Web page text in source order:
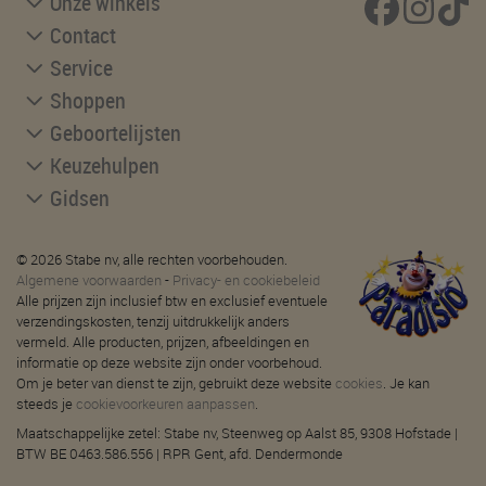
Contact
Service
Shoppen
Geboortelijsten
Keuzehulpen
Gidsen
© 2026 Stabe nv, alle rechten voorbehouden.
Algemene voorwaarden - Privacy- en cookiebeleid
Alle prijzen zijn inclusief btw en exclusief eventuele
verzendingskosten, tenzij uitdrukkelijk anders
vermeld. Alle producten, prijzen, afbeeldingen en
informatie op deze website zijn onder voorbehoud.
Om je beter van dienst te zijn, gebruikt deze website cookies. Je kan
steeds je cookievoorkeuren aanpassen.
Maatschappelijke zetel: Stabe nv, Steenweg op Aalst 85, 9308 Hofstade |
BTW BE 0463.586.556 | RPR Gent, afd. Dendermonde